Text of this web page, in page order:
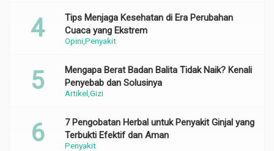
OpiniPenyakit
Tips Menjaga Kesehatan di Era Perubahan
Cuaca yang Ekstrem
Artikel Gizi
Mengapa Berat Badan Balita Tidak Naik? Kenali
Penyebab dan Solusinya
Penyakit
7 Pengobatan Herbal untuk Penyakit Ginjal yang
Terbukti Efektif dan Aman